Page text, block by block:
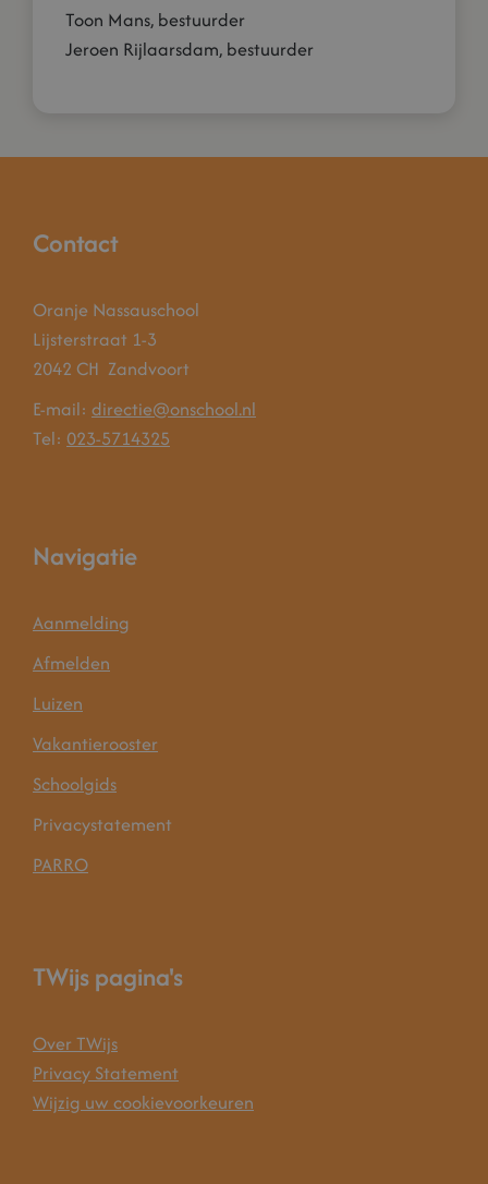
Toon Mans, bestuurder
Jeroen Rijlaarsdam, bestuurder
Contact
Oranje Nassauschool
Lijsterstraat 1-3
2042 CH Zandvoort
E-mail: directie@onschool.nl
Tel: 023-5714325
Navigatie
Aanmelding
Afmelden
Luizen
Vakantierooster
Schoolgids
Privacystatement
PARRO
TWijs pagina's
Over TWijs
Privacy Statement
Wijzig uw cookievoorkeuren